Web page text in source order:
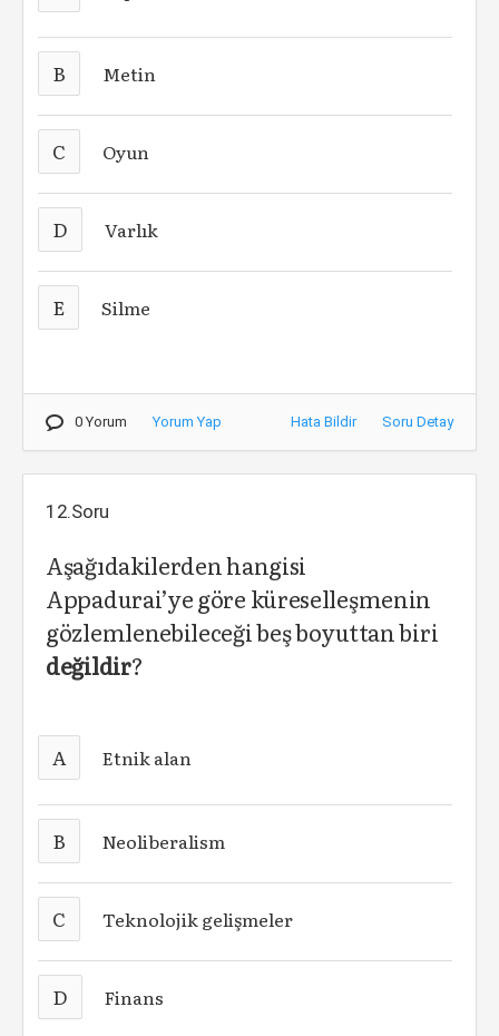
B Metin
C Oyun
D Varlık
E Silme
0 Yorum Yorum Yap Hata Bildir Soru Detay
12.Soru
Aşağıdakilerden hangisi
Appadurai’ye göre küreselleşmenin
gözlemlenebileceği beş boyuttan biri
değildir?
A Etnik alan
B Neoliberalism
C Teknolojik gelişmeler
D Finans